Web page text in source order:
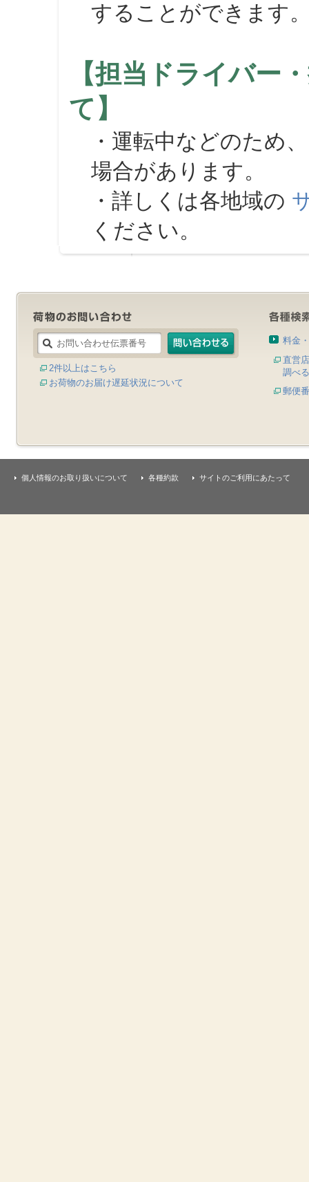
することができます
【担当ドライバー
て】
・運転中などのため
場合があります。
・詳しくは各地域の
ください。
2件以上はこちら
お荷物のお届け遅延状況について
料金
直営
調べる
郵便
個人情報のお取り扱いについて 各種約款 サイトのご利用にあたって